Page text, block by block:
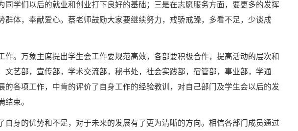
学们以后的就业和创业打下良好的基础；三是在志愿服务方面，要更多的发挥
体，奉献爱心。蔡老师鼓励大家要继续努力，戒骄戒躁，多看不足，少谈成
。万象主席提出学生会工作要规范高效，各部要积极合作，提高活动的层次和
艺部，宣传部，学术交流部，秘书处，社会实践部，宿管部，事业部，学通
各项工作，中肯的评价了自身工作的经验教训，对自己部门及学生会以后的发
束。
身的优势和不足，对于未来的发展有了更为清晰的方向。相信各部门成员通过